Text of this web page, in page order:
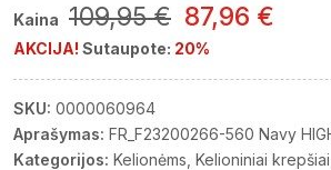
Kaina 109,95 € 87,96 €
AKCIJA! Sutaupote: 20%
SKU: 0000060964
Aprašymas: FR_F23200266-560 Navy
Kategorijos: Kelionėms Kelioniniai krepšiai